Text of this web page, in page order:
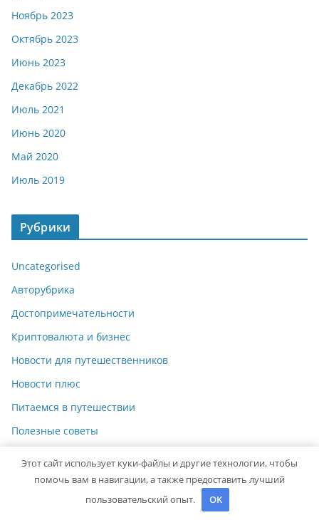
Ноябрь 2023
Октябрь 2023
Июнь 2023
Декабрь 2022
Июль 2021
Июнь 2020
Май 2020
Июль 2019
Рубрики
Uncategorised
Авторубрика
Достопримечательности
Криптовалюта и бизнес
Новости для путешественников
Новости плюс
Питаемся в путешествии
Полезные советы
Этот сайт использует куки-файлы и другие технологии, чтобы
помочь вам в навигации, а также предоставить лучший
пользовательский опыт.
OK